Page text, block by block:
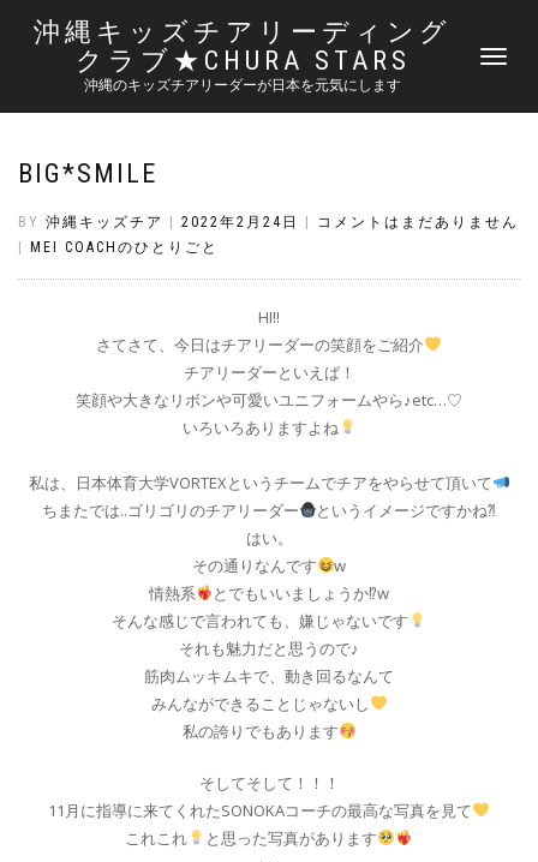
沖縄キッズチアリーディング
クラブ★CHURA STARS
沖縄のキッズチアリーダーが日本を元気にします
ナ
切
BIG*SMILE
BY 沖縄キッズチア 2022年2月24日
コメントはまだありません
MEI COACHのひとりごと
HI!!
さてさて、今日はチアリーダーの笑顔をご紹介
チアリーダーといえば！
笑顔や大きなリボンや可愛いユニフォームやら♪etc…♡
いろいろありますよね
私は、日本体育大学VORTEXというチームでチアをやらせて頂いて
ちまたでは..ゴリゴリのチアリーダー
というイメージですかね⁈
はい。
その通りなんです
w
情熱系
とでもいいましょうか⁉︎w
そんな感じで言われても、嫌じゃないです
それも魅力だと思うので♪
筋肉ムッキムキで、動き回るなんて
みんなができることじゃないし
私の誇りでもあります
そしてそして！！！
11月に指導に来てくれたSONOKAコーチの最高な写真を見て
これこれ
と思った写真があります